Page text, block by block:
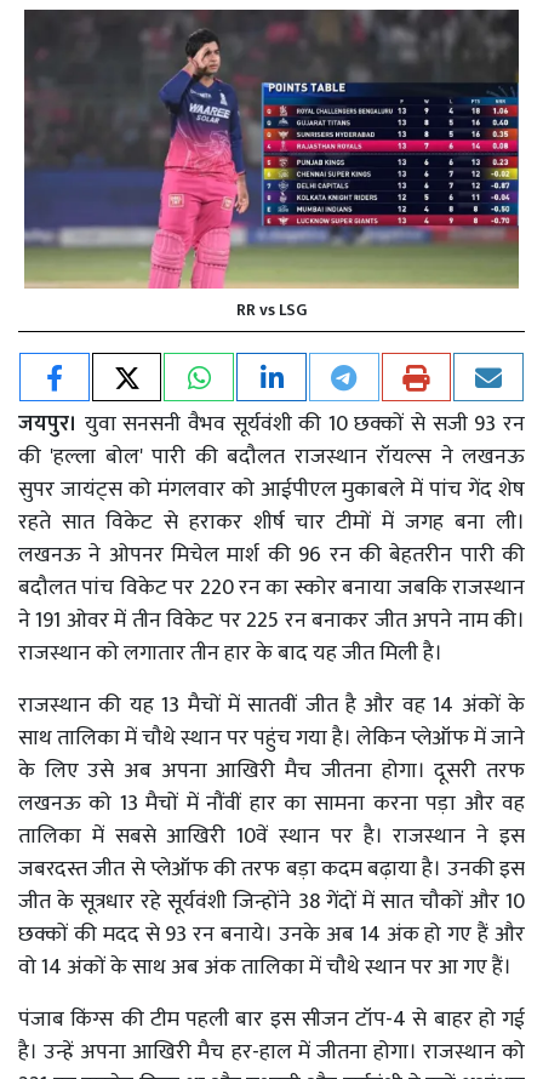
RR vs LSG
जयपुर। युवा सनसनी वैभव सूर्यवंशी की 10 छक्कों से सजी 93 रन
की 'हल्ला बोल' पारी की बदौलत राजस्थान रॉयल्स ने लखनऊ
सुपर जायंट्स को मंगलवार को आईपीएल मुकाबले में पांच गेंद शेष
रहते सात विकेट से हराकर शीर्ष चार टीमों में जगह बना ली।
लखनऊ ने ओपनर मिचेल मार्श की 96 रन की बेहतरीन पारी की
बदौलत पांच विकेट पर 220 रन का स्कोर बनाया जबकि राजस्थान
ने 191 ओवर में तीन विकेट पर 225 रन बनाकर जीत अपने नाम की।
राजस्थान को लगातार तीन हार के बाद यह जीत मिली है।
राजस्थान की यह 13 मैचों में सातवीं जीत है और वह 14 अंकों के
साथ तालिका में चौथे स्थान पर पहुंच गया है। लेकिन प्लेऑफ में जाने
के लिए उसे अब अपना आखिरी मैच जीतना होगा। दूसरी तरफ
लखनऊ को 13 मैचों में नौंवीं हार का सामना करना पड़ा और वह
तालिका में सबसे आखिरी 10वें स्थान पर है। राजस्थान ने इस
जबरदस्त जीत से प्लेऑफ की तरफ बड़ा कदम बढ़ाया है। उनकी इस
जीत के सूत्रधार रहे सूर्यवंशी जिन्होंने 38 गेंदों में सात चौकों और 10
छक्कों की मदद से 93 रन बनाये। उनके अब 14 अंक हो गए हैं और
वो 14 अंकों के साथ अब अंक तालिका में चौथे स्थान पर आ गए हैं।
पंजाब किंग्स की टीम पहली बार इस सीजन टॉप-4 से बाहर हो गई
है। उन्हें अपना आखिरी मैच हर-हाल में जीतना होगा। राजस्थान को